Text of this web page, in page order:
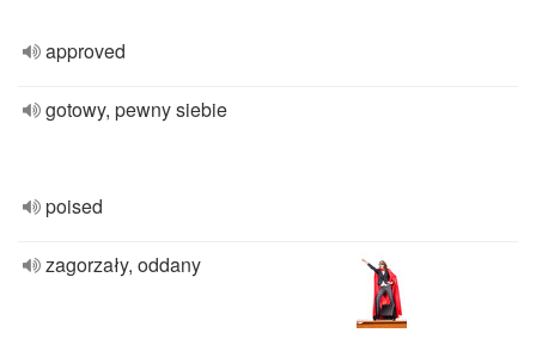
approved
gotowy, pewny siebie
poised
zagorzały, oddany